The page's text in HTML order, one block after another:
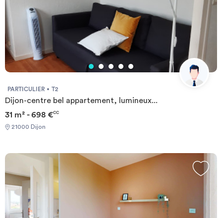
PARTICULIER T2
Dijon-centre bel appartement, lumineux...
31 m² - 698 €CC
21000 Dijon